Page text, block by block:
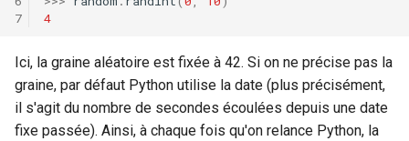
4
Ici, la graine aléatoire est fixée à 42. Si on ne précise pas la
graine, par défaut Python utilise la date (plus précisément,
il s'agit du nombre de secondes écoulées depuis une date
fixe passée). Ainsi, à chaque fois qu'on relance Python, la